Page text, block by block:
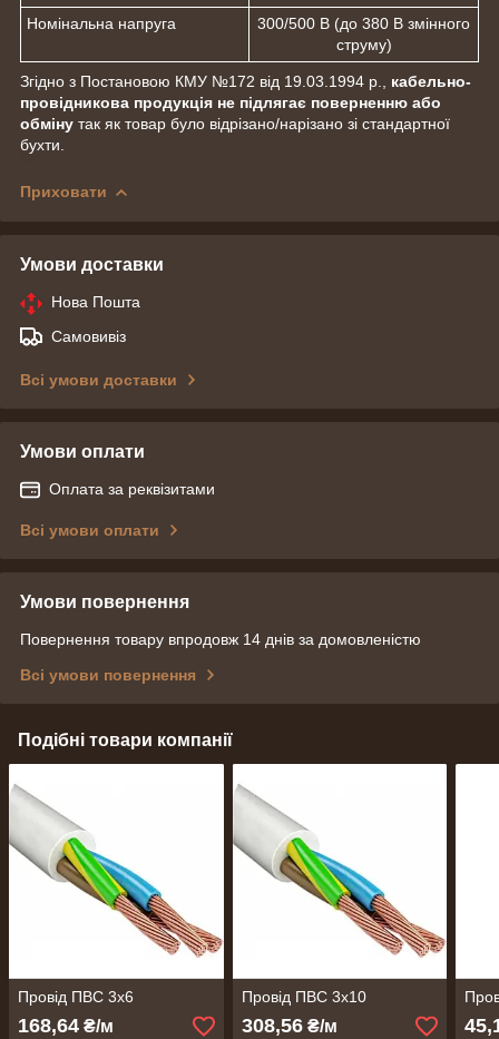
Номінальна напруга
300/500 В (до 380 В змінного
струму)
Згідно з Постановою КМУ №172 від 19.03.1994 р., кабельно-
провідникова продукція не підлягає поверненню або
обміну так як товар було відрізано/нарізано зі стандартної
бухти.
Приховати
Умови доставки
Нова Пошта
Самовивіз
Всі умови доставки
Умови оплати
Оплата за реквізитами
Всі умови оплати
Умови повернення
Повернення товару впродовж 14 днів за домовленістю
Всі умови повернення
Подібні товари компанії
Провід ПВС 3х6
168,64 ₴/м
Провід ПВС 3х10
308,56₴/м